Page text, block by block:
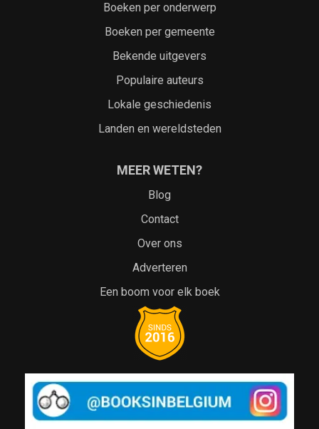
Boeken per onderwerp
Boeken per gemeente
Bekende uitgevers
Populaire auteurs
Lokale geschiedenis
Landen en wereldsteden
MEER WETEN?
Blog
Contact
Over ons
Adverteren
Een boom voor elk boek